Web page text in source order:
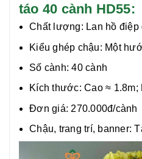
táo 40 cành HD55:
Chất lượng: Lan hồ
Kiểu ghép chậu: Một
Số cành: 40 cành
Kích thước: Cao ≈ 1.8m;
Đơn giá: 270.000đ/cành
Chậu, trang trí, banner: